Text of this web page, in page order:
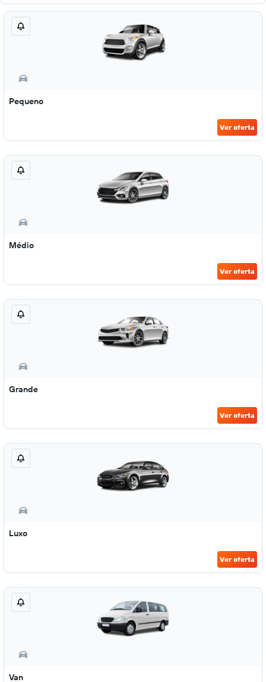
Pequeno
Ver oferta
Médio
Ver oferta
Grande
Ver oferta
Luxo
Ver oferta
Van